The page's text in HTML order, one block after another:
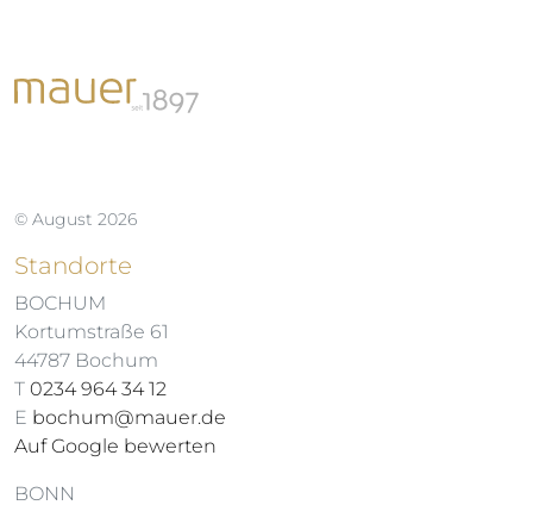
© August 2026
Standorte
BOCHUM
Kortumstraße 61
44787 Bochum
T 0234 964 34 12
E bochum@mauer.de
Auf Google bewerten
BONN